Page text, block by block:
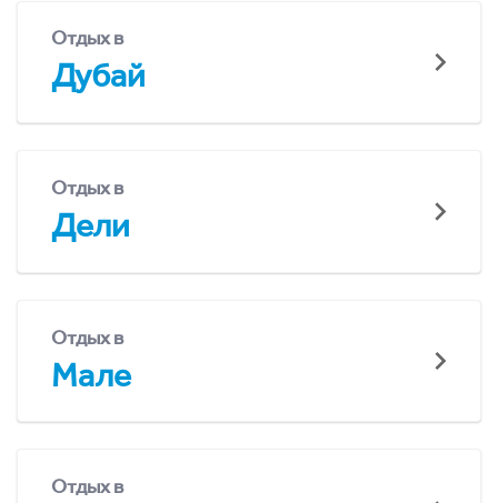
Отдых в
Дубай
Отдых в
Дели
Отдых в
Мале
Отдых в